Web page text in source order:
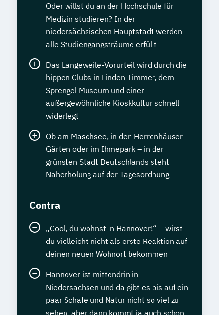
Oder willst du an der Hochschule für
Medizin studieren? In der
niedersächsischen Hauptstadt werden
alle Studiengangsträume erfüllt
Das Langeweile-Vorurteil wird durch die
hippen Clubs in Linden-Limmer, dem
Sprengel Museum und einer
außergewöhnliche Kioskkultur schnell
widerlegt
Ob am Maschsee, in den Herrenhäuser
Gärten oder im Ihmepark – in der
grünsten Stadt Deutschlands steht
Naherholung auf der Tagesordnung
Contra
„Cool, du wohnst in Hannover!“ – wirst
du vielleicht nicht als erste Reaktion auf
deinen neuen Wohnort bekommen
Hannover ist mittendrin in
Niedersachsen und da gibt es bis auf ein
paar Schafe und Natur nicht so viel zu
sehen, aber dann kommt ja auch schon